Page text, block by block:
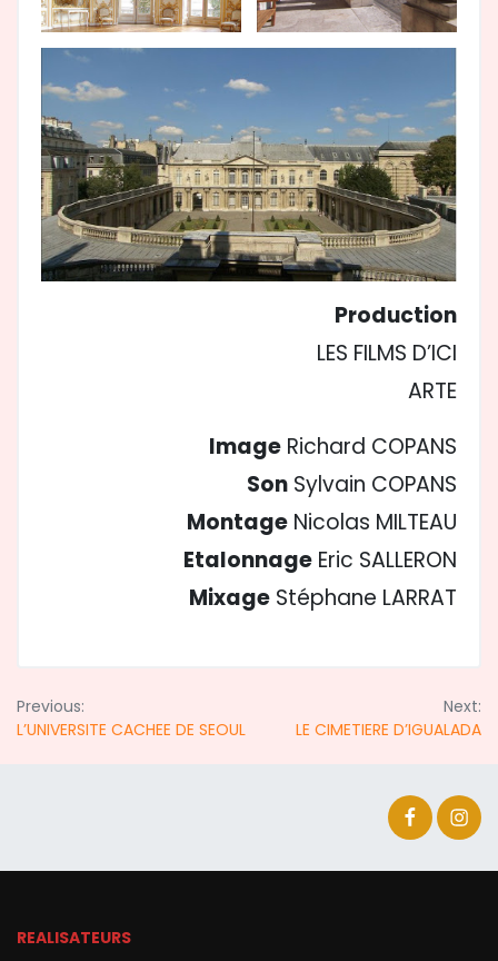
Production
LES FILMS D’ICI
ARTE
Image Richard COPANS
Son Sylvain COPANS
Montage Nicolas MILTEAU
Etalonnage Eric SALLERON
Mixage Stéphane LARRAT
Navigation
de
Previous:
L’UNIVERSITE CACHEE DE SEOUL
Next:
LE CIMETIERE D’IGUALADA
Facebook
REALISATEURS